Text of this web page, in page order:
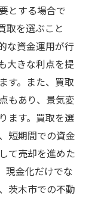
とする場合で
取を選ぶこと
な資金運用が行
大きな利点を提
す。また、買取
もあり、景気変
ます。買取を選
短期間での資金
て売却を進めた
現金化だけでな
茨木市での不動